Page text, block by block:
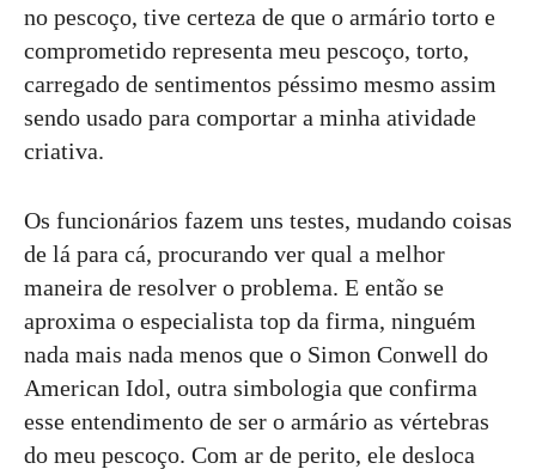
no pescoço, tive certeza de que o armário torto e
comprometido representa meu pescoço, torto,
carregado de sentimentos péssimo mesmo assim
sendo usado para comportar a minha atividade
criativa.
Os funcionários fazem uns testes, mudando coisas
de lá para cá, procurando ver qual a melhor
maneira de resolver o problema. E então se
aproxima o especialista top da firma, ninguém
nada mais nada menos que o Simon Conwell do
American Idol, outra simbologia que confirma
esse entendimento de ser o armário as vértebras
do meu pescoço. Com ar de perito, ele desloca